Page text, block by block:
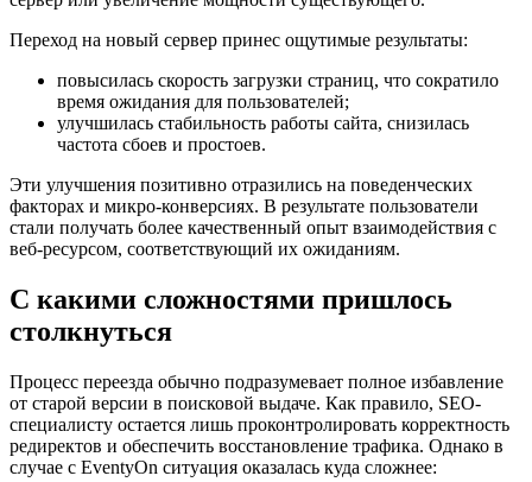
Переход на новый сервер принес ощутимые результаты:
повысилась скорость загрузки страниц, что сократило
время ожидания для пользователей;
улучшилась стабильность работы сайта, снизилась
частота сбоев и простоев.
Эти улучшения позитивно отразились на поведенческих
факторах и микро-конверсиях. В результате пользователи
стали получать более качественный опыт взаимодействия с
веб-ресурсом, соответствующий их ожиданиям.
С какими сложностями пришлось
столкнуться
Процесс переезда обычно подразумевает полное избавление
от старой версии в поисковой выдаче. Как правило, SEO-
специалисту остается лишь проконтролировать корректность
редиректов и обеспечить восстановление трафика. Однако в
случае с EventyOn ситуация оказалась куда сложнее: